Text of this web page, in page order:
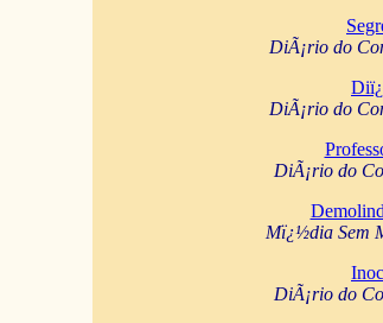
DiÃ¡rio do
DiÃ¡rio do
DiÃ¡rio do
Mï¿½dia Sem
DiÃ¡rio do